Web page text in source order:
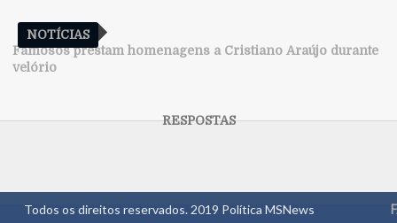
NOTÍCIAS
Famosos prestam homenagens a Cristiano Araújo durante
velório
Todos os direitos reservados. 2019 Política MSNews